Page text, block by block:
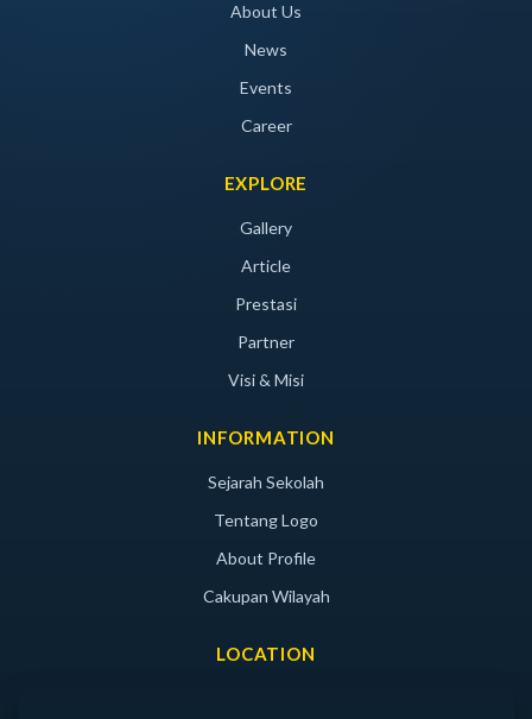
About Us
News
Events
Career
EXPLORE
Gallery
Article
Prestasi
Partner
Visi & Misi
INFORMATION
Sejarah Sekolah
Tentang Logo
About Profile
Cakupan Wilayah
LOCATION